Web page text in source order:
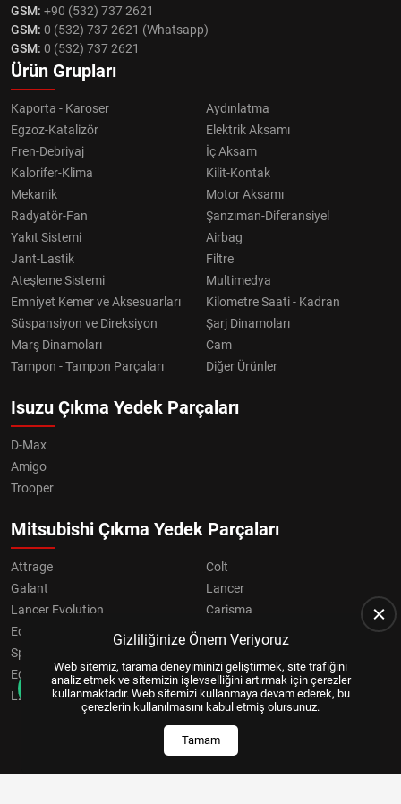
GSM: +90 (532) 737 2621
GSM: 0 (532) 737 2621 (Whatsapp)
GSM: 0 (532) 737 2621
Ürün Grupları
Kaporta - Karoser
Aydınlatma
Egzoz-Katalizör
Elektrik Aksamı
Fren-Debriyaj
İç Aksam
Kalorifer-Klima
Kilit-Kontak
Mekanik
Motor Aksamı
Radyatör-Fan
Şanzıman-Diferansiyel
Yakıt Sistemi
Airbag
Jant-Lastik
Filtre
Ateşleme Sistemi
Multimedya
Emniyet Kemer ve Aksesuarları
Kilometre Saati - Kadran
Süspansiyon ve Direksiyon
Şarj Dinamoları
Marş Dinamoları
Cam
Tampon - Tampon Parçaları
Diğer Ürünler
Isuzu Çıkma Yedek Parçaları
D-Max
Amigo
Trooper
Mitsubishi Çıkma Yedek Parçaları
Attrage
Colt
Galant
Lancer
Lancer Evolution
Carisma
Eclipse
Grandis
Space Star
Eclipse Cross
OUTLANDER
L200
Pajero
Gizliliğinize Önem Veriyoruz
Web sitemiz, tarama deneyiminizi geliştirmek, site trafiğini
analiz etmek ve sitemizin işlevselliğini artırmak için çerezler
kullanmaktadır. Web sitemizi kullanmaya devam ederek, bu
çerezlerin kullanılmasını kabul etmiş olursunuz.
Tamam